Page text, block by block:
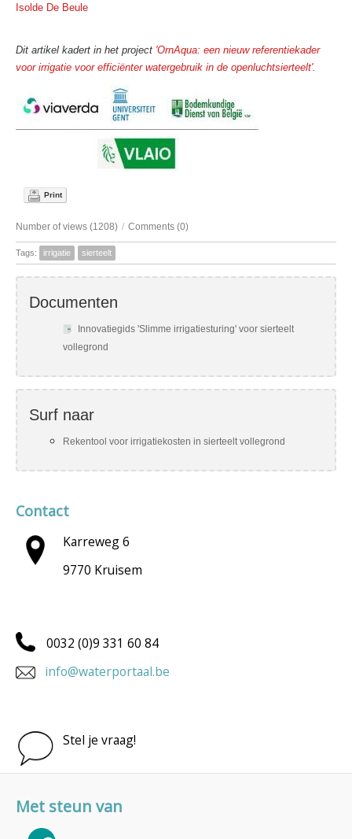
Isolde De Beule
Dit artikel kadert in het project 'OrnAqua: een nieuw referentiekader
voor irrigatie voor efficiënter watergebruik in de openluchtsierteelt'.
Print
Number of views (1208) / Comments (0)
Tags: irrigatie sierteelt
Documenten
Innovatiegids 'Slimme irrigatiesturing' voor sierteelt
vollegrond
Surf naar
Rekentool voor irrigatiekosten in sierteelt vollegrond
Contact
Karreweg 6
9770 Kruisem
0032 (0)9 331 60 84
info@waterportaal.be
Stel je vraag!
Met steun van